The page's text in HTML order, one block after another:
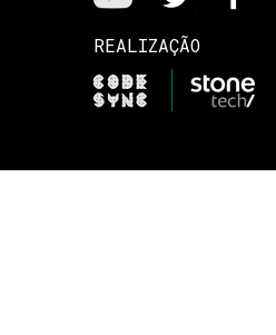
REALIZAÇÃO